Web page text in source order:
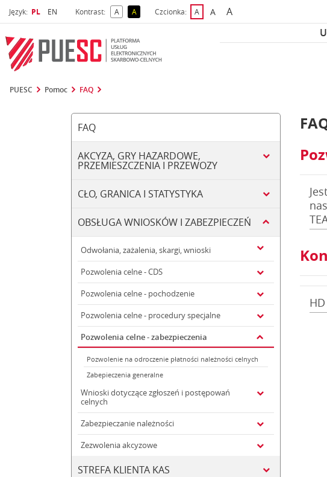
Język: Wybrany język
PL Wybierz język
EN Kontrast: Akontrast domyślny
Akontrast żółty tekst na czarnym tle
Czcionka: Adomyślna czcionka
Awiększa czcionka
Anajwiększa czcionka
PUESC Pomoc FAQ
FAQ
AKCYZA, GRY HAZARDOWE,
PRZEMIESZCZENIA I PRZEWOZY
CŁO, GRANICA I STATYSTYKA
OBSŁUGA WNIOSKÓW I ZABEZPIECZEŃ
Odwołania, zażalenia, skargi, wnioski
Pozwolenia celne - CDS
Pozwolenia celne - pochodzenie
Pozwolenia celne - procedury specjalne
Pozwolenia celne - zabezpieczenia
Pozwolenie na odroczenie płatności należności celnych
Zabepieczenia generalne
Wnioski dotyczące zgłoszeń i postępowań
celnych
Zabezpieczanie należności
Zezwolenia akcyzowe
STREFA KLIENTA KAS